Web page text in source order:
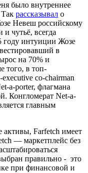
было внутреннее
рассказывал о
Невеш российскому
чутьё, всегда
году интуиции Жозе
в
на 70% и
того, в топ-
co-chairman
a-porter, флагмана
Конгломерат Net-a-
главным
Farfetch имеет
— маркетплейс без
правильно - это
при финансовой и